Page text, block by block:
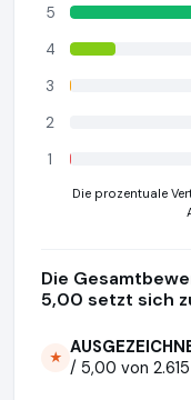
5
4
3
2
1
Die prozentuale
Die
5,00 setzt sich
★ / 5,00 von